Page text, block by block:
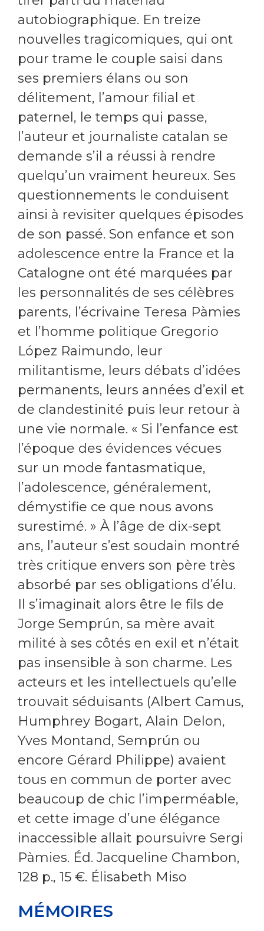
autobiographique. En treize
nouvelles tragicomiques, qui ont
pour trame le couple saisi dans
ses premiers élans ou son
délitement, l’amour filial et
paternel, le temps qui passe,
l’auteur et journaliste catalan se
demande s’il a réussi à rendre
quelqu’un vraiment heureux. Ses
questionnements le conduisent
ainsi à revisiter quelques épisodes
de son passé. Son enfance et son
adolescence entre la France et la
Catalogne ont été marquées par
les personnalités de ses célèbres
parents, l’écrivaine Teresa Pàmies
et l’homme politique Gregorio
López Raimundo, leur
militantisme, leurs débats d’idées
permanents, leurs années d’exil et
de clandestinité puis leur retour à
une vie normale. « Si l’enfance est
l’époque des évidences vécues
sur un mode fantasmatique,
l’adolescence, généralement,
démystifie ce que nous avons
surestimé. » À l’âge de dix-sept
ans, l’auteur s’est soudain montré
très critique envers son père très
absorbé par ses obligations d’élu.
Il s’imaginait alors être le fils de
Jorge Semprún, sa mère avait
milité à ses côtés en exil et n’était
pas insensible à son charme. Les
acteurs et les intellectuels qu’elle
trouvait séduisants (Albert Camus,
Humphrey Bogart, Alain Delon,
Yves Montand, Semprún ou
encore Gérard Philippe) avaient
tous en commun de porter avec
beaucoup de chic l’imperméable,
et cette image d’une élégance
inaccessible allait poursuivre Sergi
Pàmies. Éd. Jacqueline Chambon,
128 p., 15 €. Élisabeth Miso
MÉMOIRES